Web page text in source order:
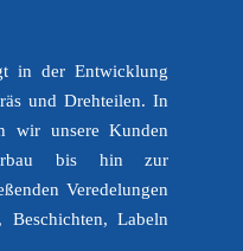
in der Entwicklung
und Drehteilen. In
wir unsere Kunden
bis hin zur
Veredelungen
Labeln